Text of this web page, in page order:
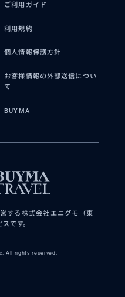
ご利用ガイド
利用規約
個人情報保護方針
お客様情報の外部送信につい
て
BUYMA
する株式会社エニグモ（東
です。
All rights reserved.